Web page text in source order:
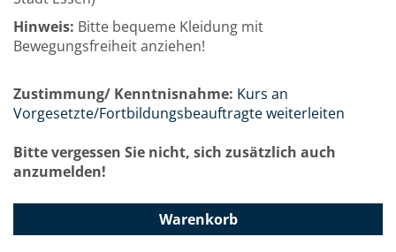
Hinweis: Bitte bequeme Kleidung mit
Bewegungsfreiheit anziehen!
Zustimmung/ Kenntnisnahme: Kurs an
Vorgesetzte/Fortbildungsbeauftragte weiterleiten
Bitte vergessen Sie nicht, sich zusätzlich auch
anzumelden!
Warenkorb